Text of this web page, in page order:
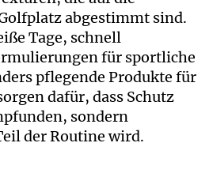
abgestimmt sind.
Tage, schnell
für sportliche
pflegende Produkte für
dafür, dass Schutz
sondern
der Routine wird.